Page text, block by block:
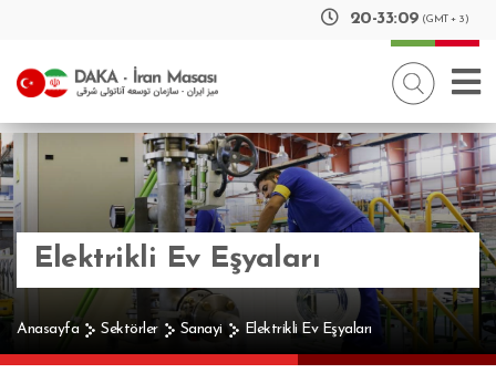
20-33:10 (GMT + 3)
Elektrikli Ev Eşyaları
Anasayfa Sektörler Sanayi Elektrikli Ev Eşyaları